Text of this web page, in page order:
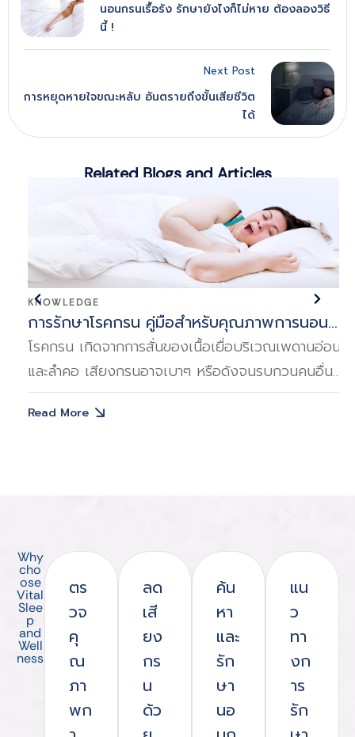
นอนกรนเรื้อรัง รักษายังไงก็ไม่หาย ต้องลองวิธี
นี้ !
Next Post
การหยุดหายใจขณะหลับ อันตรายถึงขั้นเสียชีวิต
ได้
Related Blogs and Articles
อ่อน
BLOG
ตรวจการนอนหลับ หรือ sleep lab ที่ไหนดี?
การตรวจการนอนหลับ หรือ Sleep Lab เป็นกระบ
การตรวจวินิจฉัยการทำงานของร่างกายในขณะนอ
เพื่อหาสาเหตุของปัญหาการนอน
Read More
Why
cho
ose
Vital
Slee
p
and
Well
ness
ตร
วจ
คุ
ณ
ภา
พก
ลด
เสี
ยง
กร
น
ด้ว
ค้น
หา
และ
รัก
ษา
นอ
แน
ว
ทา
งก
าร
รัก